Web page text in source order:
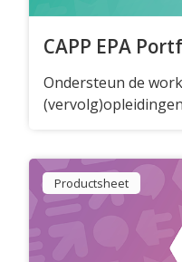
Oplossingen
Online Academie
Maak zelf e-
CAPP EPA
Ondersteun de
Productsheet